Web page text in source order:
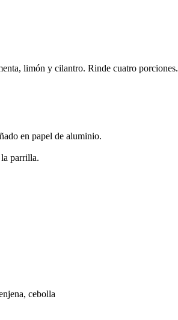
limón y cilantro. Rinde cuatro porciones.
en papel de aluminio.
parrilla.
cebolla